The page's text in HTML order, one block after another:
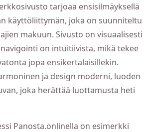
tarjoaa ensisilmäyksellä
käyttöliittymän, joka on suunniteltu
makuun. Sivusto on visuaalisesti
on intuitiivista, mikä tekee
jopa ensikertalaisillekin.
ja design moderni, luoden
joka herättää luottamusta heti
Panosta.onlinella on esimerkki